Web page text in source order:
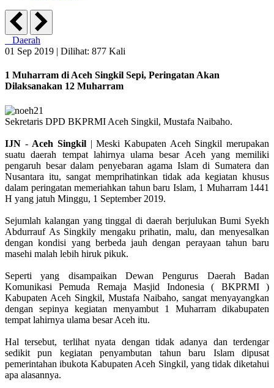
Daerah
01 Sep 2019 | Dilihat: 877 Kali
1 Muharram di Aceh Singkil Sepi, Peringatan Akan
Dilaksanakan 12 Muharram
Sekretaris DPD BKPRMI Aceh Singkil, Mustafa Naibaho.
IJN - Aceh Singkil | Meski Kabupaten Aceh Singkil merupakan
suatu daerah tempat lahirnya ulama besar Aceh yang memiliki
pengaruh besar dalam penyebaran agama Islam di Sumatera dan
Nusantara itu, sangat memprihatinkan tidak ada kegiatan khusus
dalam peringatan memeriahkan tahun baru Islam, 1 Muharram 1441
H yang jatuh Minggu, 1 September 2019.
Sejumlah kalangan yang tinggal di daerah berjulukan Bumi Syekh
Abdurrauf As Singkily mengaku prihatin, malu, dan menyesalkan
dengan kondisi yang berbeda jauh dengan perayaan tahun baru
masehi malah lebih hiruk pikuk.
Seperti yang disampaikan Dewan Pengurus Daerah Badan
Komunikasi Pemuda Remaja Masjid Indonesia ( BKPRMI )
Kabupaten Aceh Singkil, Mustafa Naibaho, sangat menyayangkan
dengan sepinya kegiatan menyambut 1 Muharram dikabupaten
tempat lahirnya ulama besar Aceh itu.
Hal tersebut, terlihat nyata dengan tidak adanya dan terdengar
sedikit pun kegiatan penyambutan tahun baru Islam dipusat
pemerintahan ibukota Kabupaten Aceh Singkil, yang tidak diketahui
apa alasannya.